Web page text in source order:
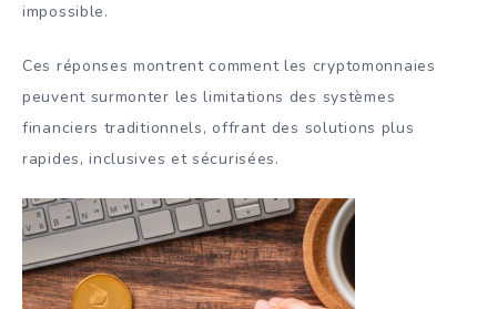
impossible.
Ces réponses montrent comment les cryptomonnaies
peuvent surmonter les limitations des systèmes
financiers traditionnels, offrant des solutions plus
rapides, inclusives et sécurisées.